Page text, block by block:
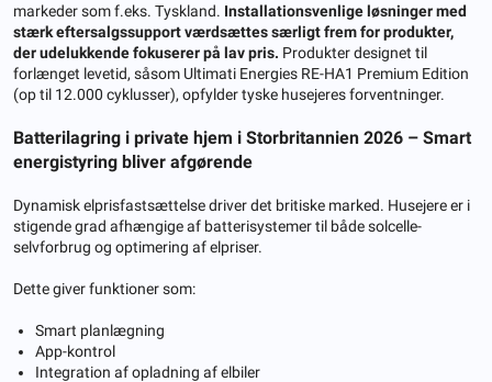
markeder som f.eks. Tyskland. Installationsvenlige løsninger med
stærk eftersalgssupport værdsættes særligt frem for produkter,
der udelukkende fokuserer på lav pris. Produkter designet til
forlænget levetid, såsom Ultimati Energies RE-HA1 Premium Edition
(op til 12.000 cyklusser), opfylder tyske husejeres forventninger.
Batterilagring i private hjem i Storbritannien 2026 – Smart
energistyring bliver afgørende
Dynamisk elprisfastsættelse driver det britiske marked. Husejere er i
stigende grad afhængige af batterisystemer til både solcelle-
selvforbrug og optimering af elpriser.
Dette giver funktioner som:
Smart planlægning
App-kontrol
Integration af opladning af elbiler